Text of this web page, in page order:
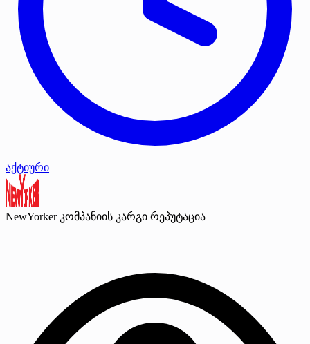
აქტიური
NewYorker კომპანიის კარგი რეპუტაცია